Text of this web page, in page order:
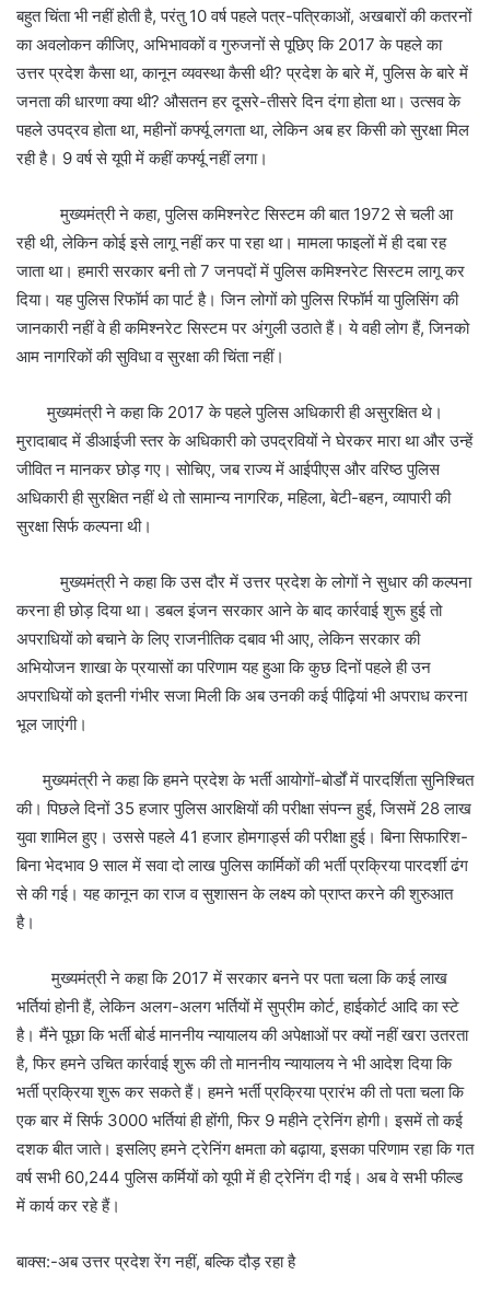
बहुत चिंता भी नहीं होती है, परंतु 10 वर्ष पहले पत्र-पत्रिकाओं, अखबारों की कतरनों
का अवलोकन कीजिए, अभिभावकों व गुरुजनों से पूछिए कि 2017 के पहले का
उत्तर प्रदेश कैसा था, कानून व्यवस्था कैसी थी? प्रदेश के बारे में, पुलिस के बारे में
जनता की धारणा क्या थी? औसतन हर दूसरे-तीसरे दिन दंगा होता था। उत्सव के
पहले उपद्रव होता था, महीनों कर्फ्यू लगता था, लेकिन अब हर किसी को सुरक्षा मिल
रही है। 9 वर्ष से यूपी में कहीं कर्फ्यू नहीं लगा।
मुख्यमंत्री ने कहा, पुलिस कमिश्नरेट सिस्टम की बात 1972 से चली आ
रही थी, लेकिन कोई इसे लागू नहीं कर पा रहा था। मामला फाइलों में ही दबा रह
जाता था। हमारी सरकार बनी तो 7 जनपदों में पुलिस कमिश्नरेट सिस्टम लागू कर
दिया। यह पुलिस रिफॉर्म का पार्ट है। जिन लोगों को पुलिस रिफॉर्म या पुलिसिंग की
जानकारी नहीं वे ही कमिश्नरेट सिस्टम पर अंगुली उठाते हैं। ये वही लोग हैं, जिनको
आम नागरिकों की सुविधा व सुरक्षा की चिंता नहीं।
मुख्यमंत्री ने कहा कि 2017 के पहले पुलिस अधिकारी ही असुरक्षित थे।
मुरादाबाद में डीआईजी स्तर के अधिकारी को उपद्रवियों ने घेरकर मारा था और उन्हें
जीवित न मानकर छोड़ गए। सोचिए, जब राज्य में आईपीएस और वरिष्ठ पुलिस
अधिकारी ही सुरक्षित नहीं थे तो सामान्य नागरिक, महिला, बेटी-बहन, व्यापारी की
सुरक्षा सिर्फ कल्पना थी।
मुख्यमंत्री ने कहा कि उस दौर में उत्तर प्रदेश के लोगों ने सुधार की कल्पना
करना ही छोड़ दिया था। डबल इंजन सरकार आने के बाद कार्रवाई शुरू हुई तो
अपराधियों को बचाने के लिए राजनीतिक दबाव भी आए, लेकिन सरकार की
अभियोजन शाखा के प्रयासों का परिणाम यह हुआ कि कुछ दिनों पहले ही उन
अपराधियों को इतनी गंभीर सजा मिली कि अब उनकी कई पीढ़ियां भी अपराध करना
भूल जाएंगी।
मुख्यमंत्री ने कहा कि हमने प्रदेश के भर्ती आयोगों-बोर्डों में पारदर्शिता सुनिश्चित
की। पिछले दिनों 35 हजार पुलिस आरक्षियों की परीक्षा संपन्न हुई, जिसमें 28 लाख
युवा शामिल हुए। उससे पहले 41 हजार होमगार्ड्स की परीक्षा हुई। बिना सिफारिश-
बिना भेदभाव 9 साल में सवा दो लाख पुलिस कार्मिकों की भर्ती प्रक्रिया पारदर्शी ढंग
से की गई। यह कानून का राज व सुशासन के लक्ष्य को प्राप्त करने की शुरुआत
है।
मुख्यमंत्री ने कहा कि 2017 में सरकार बनने पर पता चला कि कई लाख
भर्तियां होनी हैं, लेकिन अलग-अलग भर्तियों में सुप्रीम कोर्ट, हाईकोर्ट आदि का स्टे
है। मैंने पूछा कि भर्ती बोर्ड माननीय न्यायालय की अपेक्षाओं पर क्यों नहीं खरा उतरता
है, फिर हमने उचित कार्रवाई शुरू की तो माननीय न्यायालय ने भी आदेश दिया कि
भर्ती प्रक्रिया शुरू कर सकते हैं। हमने भर्ती प्रक्रिया प्रारंभ की तो पता चला कि
एक बार में सिर्फ 3000 भर्तियां ही होंगी, फिर 9 महीने ट्रेनिंग होगी। इसमें तो कई
दशक बीत जाते। इसलिए हमने ट्रेनिंग क्षमता को बढ़ाया, इसका परिणाम रहा कि गत
वर्ष सभी 60,244 पुलिस कर्मियों को यूपी में ही ट्रेनिंग दी गई। अब वे सभी फील्ड
में कार्य कर रहे हैं।
बाक्स:-अब उत्तर प्रदेश रेंग नहीं, बल्कि दौड़ रहा है